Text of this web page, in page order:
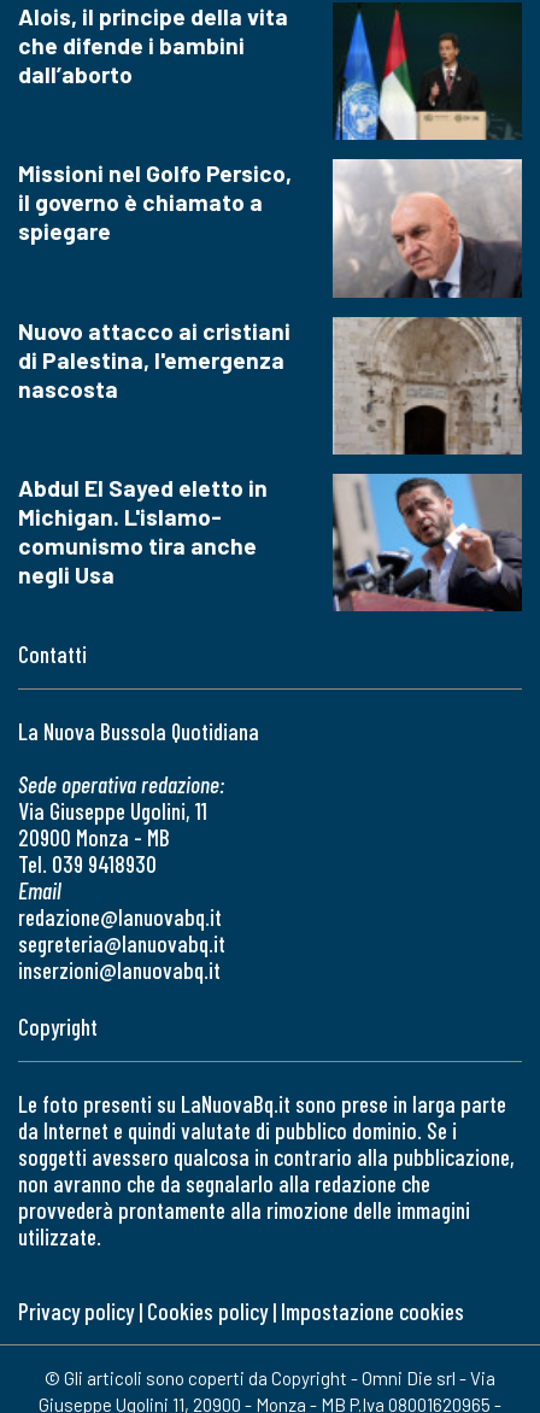
Contatti
La Nuova Bussola Quotidiana
Sede operativa redazione:
Via Giuseppe Ugolini, 11
20900 Monza - MB
Tel. 039 9418930
Email
redazione@lanuovabq.it
segreteria@lanuovabq.it
inserzioni@lanuovabq.it
Alois, il principe della vita
che difende i bambini
dall’aborto
Missioni nel Golfo Persico,
il governo è chiamato a
spiegare
Nuovo attacco ai cristiani
di Palestina, l'emergenza
nascosta
Abdul El Sayed eletto in
Michigan. L'islamo-
comunismo tira anche
negli Usa
Copyright
Le foto presenti su LaNuovaBq.it sono prese in larga parte
da Internet e quindi valutate di pubblico dominio. Se i
soggetti avessero qualcosa in contrario alla pubblicazione,
non avranno che da segnalarlo alla redazione che
provvederà prontamente alla rimozione delle immagini
utilizzate.
Privacy policy| Cookies policy| Impostazione cookies
© Gli articoli sono coperti da Copyright - Omni Die srl - Via
Giuseppe Ugolini 11, 20900 - Monza - MB P.Iva 08001620965 -